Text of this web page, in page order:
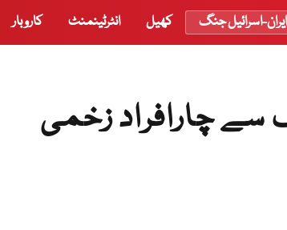
ایران-اسرائیل جنگ کھیل انٹرٹینمنٹ کاروبار
سے چارافراد زخمی